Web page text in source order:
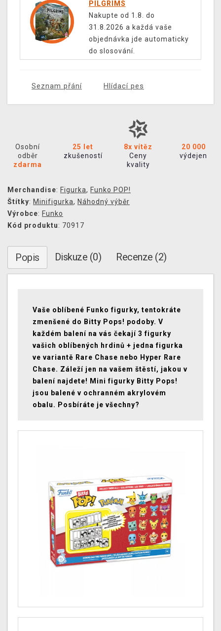
PILGRIMS
Nakupte od 1.8. do
31.8.2026 a každá vaše
objednávka jde automaticky
do slosování.
Seznam přání Hlídací pes
Osobní
odběr
zdarma
25 let
zkušeností
8x vítěz
Ceny
kvality
20 000
výdejen
Merchandise: Figurka, Funko POP!
Štítky: Minifigurka, Náhodný výběr
Výrobce: Funko
Kód produktu: 70917
Popis Diskuze (0) Recenze (2)
Vaše oblíbené Funko figurky, tentokráte
zmenšené do Bitty Pops! podoby. V
každém balení na vás čekají 3 figurky
vašich oblíbených hrdinů + jedna figurka
ve variantě Rare Chase nebo Hyper Rare
Chase. Záleží jen na vašem štěstí, jakou v
balení najdete! Mini figurky Bitty Pops!
jsou balené v ochranném akrylovém
obalu. Posbíráte je všechny?